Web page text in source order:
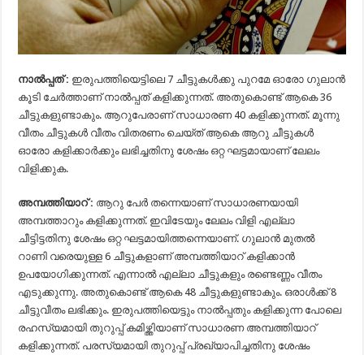
നാൽപ്പത് : ഇരുപത്തിയെട്ടിലെ 7 ചീട്ടുകൾക്കു പുറമേ ഓരോ ഗുലാൻ
കൂടി ചേർത്താണ് നാൽപ്പത് കളിക്കുന്നത്. അതുകൊണ്ട് ആകെ 36
ചീട്ടുകളുണ്ടാകും. ആറുപേരാണ് സാധാരണ 40 കളിക്കുന്നത്. മൂന്നു
വീതം ചീട്ടുകൾ വീതം വിതരണം ചെയ്ത് ആകെ ആറു ചീട്ടുകൾ
ഓരോ കളിക്കാർക്കും ലഭിച്ചതിനു ശേഷം ഒറ്റ ഘട്ടമായാണ് ലേലം
വിളിക്കുക.
അമ്പത്തിയാറ് : ആറു പേർ തന്നെയാണ് സാധാരണയായി
അമ്പത്താറും കളിക്കുന്നത്. ഇവിടേയും ലേലം വിളി എല്ലാ
ചീട്ടിട്ടതിനു ശേഷം ഒറ്റ ഘട്ടമായിത്തന്നെയാണ്. ഗുലാൻ മുതൽ
റാണി വരെയുള്ള 6 ചീട്ടുകളാണ് അമ്പത്തിയാറ് കളിക്കാൻ
ഉപയോഗിക്കുന്നത്. എന്നാൽ എല്ലാ ചീട്ടുകളും രണ്ടെണ്ണം വീതം
എടുക്കുന്നു. അതുകൊണ്ട് ആകെ 48 ചീട്ടുകളുണ്ടാകും. ഒരാൾക്ക് 8
ചീട്ടുവീതം ലഭിക്കും. ഇരുപത്തിയെട്ടും നാൽപ്പതും കളിക്കുന്ന പോലെ
രഹസ്യമായി തുറുപ്പ് കമിഴ്ത്തിയാണ് സാധാരണ അമ്പത്തിയാറ്
കളിക്കുന്നത്. പരസ്യമായി തുറുപ്പ് പ്രഖ്യാപിച്ചതിനു ശേഷം